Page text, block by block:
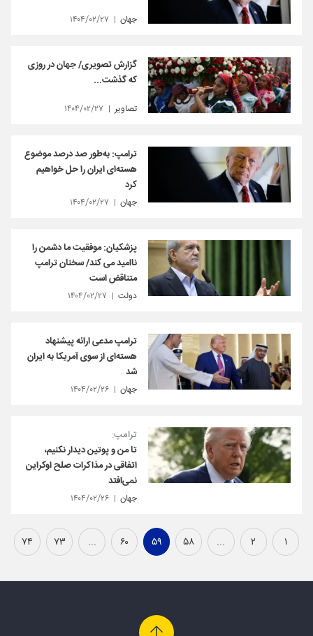
جهان ۱۴۰۴/۰۲/۲۷
گزارش تصویری/ جهان در روزی
که گذشت...
تصاویر ۱۴۰۴/۰۲/۲۷
ترامپ: به‌طور صد درصد موضوع
هسته‌ای ایران را حل خواهیم
کرد
جهان ۱۴۰۴/۰۲/۲۷
پزشکیان: موفقیت ما دشمن را
ناامید می کند/ سخنان ترامپ
متناقض است
دولت ۱۴۰۴/۰۲/۲۷
ترامپ مدعی ارائه پیشنهاد
هسته‌ای از سوی آمریکا به ایران
شد
جهان ۱۴۰۴/۰۲/۲۶
ترامپ:
تا من و پوتین دیدار نکنیم،
اتفاقی در مذاکرات صلح اوکراین
نمی‌افتد
جهان ۱۴۰۴/۰۲/۲۶
۱ ۲ ... ۵۸ ۵۹ ۶۰ ... ۷۳ ۷۴